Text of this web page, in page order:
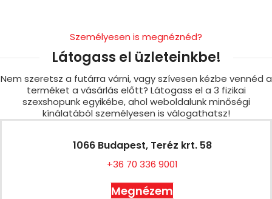
Személyesen is megnéznéd?
Látogass el üzleteinkbe!
Nem szeretsz a futárra várni, vagy szívesen kézbe vennéd a
terméket a vásárlás előtt? Látogass el a 3 fizikai
szexshopunk egyikébe, ahol weboldalunk minőségi
kínálatából személyesen is válogathatsz!
1066 Budapest, Teréz krt. 58
+36 70 336 9001
Megnézem